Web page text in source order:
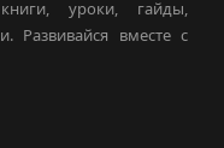
уроки, гайды,
Развивайся вместе с